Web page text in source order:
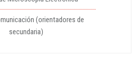
(orientadores de
secundaria)